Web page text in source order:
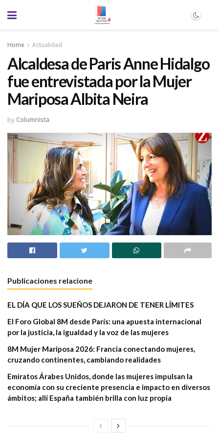
Home Actualidad
Alcaldesa de Paris Anne Hidalgo
fue entrevistada por la Mujer
Mariposa Albita Neira
by Columnista
Publicaciones relacione
EL DÍA QUE LOS SUEÑOS DEJARON DE TENER LÍMITES
El Foro Global 8M desde París: una apuesta internacional
por la justicia, la igualdad y la voz de las mujeres
8M Mujer Mariposa 2026: Francia conectando mujeres,
cruzando continentes, cambiando realidades
Emiratos Árabes Unidos, donde las mujeres impulsan la
economía con su creciente presencia e impacto en diversos
ámbitos; allí España también brilla con luz propia